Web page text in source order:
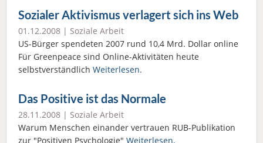
Sozialer Aktivismus verlagert sich ins Web
01.12.2008 | Soziale Arbeit
US-Bürger spendeten 2007 rund 10,4 Mrd. Dollar online
Für Greenpeace sind Online-Aktivitäten heute
selbstverständlich Weiterlesen.
Das Positive ist das Normale
28.11.2008 | Soziale Arbeit
Warum Menschen einander vertrauen RUB-Publikation
zur "Positiven Psychologie" Weiterlesen.